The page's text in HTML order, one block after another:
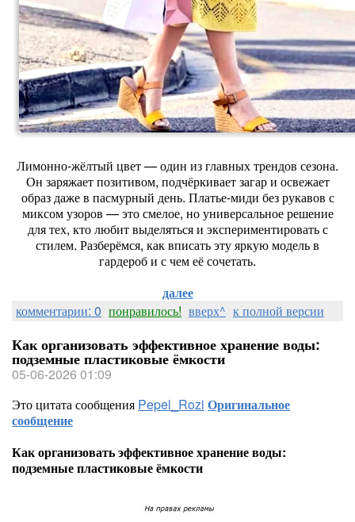
Лимонно‑жёлтый цвет — один из главных трендов сезона.
Он заряжает позитивом, подчёркивает загар и освежает
образ даже в пасмурный день. Платье‑миди без рукавов с
миксом узоров — это смелое, но универсальное решение
для тех, кто любит выделяться и экспериментировать с
стилем. Разберёмся, как вписать эту яркую модель в
гардероб и с чем её сочетать.
далее
комментарии: 0 понравилось! вверх^ к полной версии
Как организовать эффективное хранение воды:
подземные пластиковые ёмкости
05-06-2026 01:09
Это цитата сообщения Pepel_Rozi Оригинальное
сообщение
Как организовать эффективное хранение воды:
подземные пластиковые ёмкости